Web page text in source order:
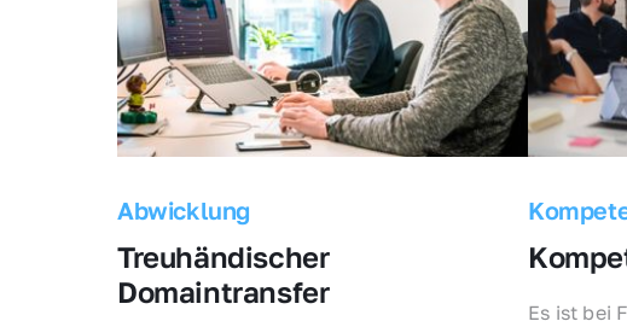
Abwicklung
Treuhändischer
Domaintransfer
Es ist bei